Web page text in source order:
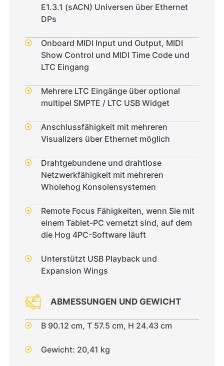
E1.3.1 (sACN) Universen über Ethernet
DPs
Onboard MIDI Input und Output, MIDI
Show Control und MIDI Time Code und
LTC Eingang
Mehrere LTC Eingänge über optional
multipel SMPTE / LTC USB Widget
Anschlussfähigkeit mit mehreren
Visualizers über Ethernet möglich
Drahtgebundene und drahtlose
Netzwerkfähigkeit mit mehreren
Wholehog Konsolensystemen
Remote Focus Fähigkeiten, wenn Sie mit
einem Tablet-PC vernetzt sind, auf dem
die Hog 4PC-Software läuft
Unterstützt USB Playback und
Expansion Wings
ABMESSUNGEN UND GEWICHT
B 90.12 cm, T 57.5 cm, H 24.43 cm
Gewicht: 20,41 kg